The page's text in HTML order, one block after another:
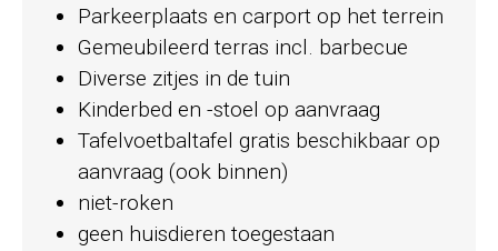
Parkeerplaats en carport op het terrein
Gemeubileerd terras incl. barbecue
Diverse zitjes in de tuin
Kinderbed en -stoel op aanvraag
Tafelvoetbaltafel gratis beschikbaar op
aanvraag (ook binnen)
niet-roken
geen huisdieren toegestaan